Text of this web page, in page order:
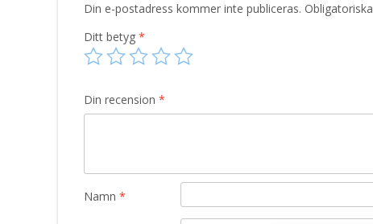
Din e-postadress kommer inte publiceras.
Ditt betyg *
Din recension *
Namn *